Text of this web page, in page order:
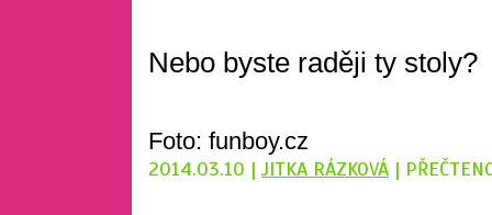
Nebo byste raději ty stoly?
Foto: funboy.cz
2014.03.10 | JITKA RÁZKOVÁ |